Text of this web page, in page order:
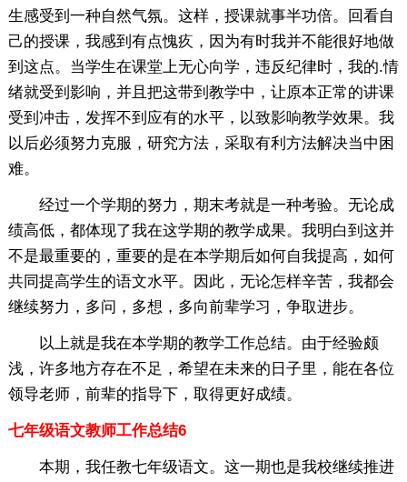
生感受到一种自然气氛。这样，授课就事半功倍。回看自
己的授课，我感到有点愧疚，因为有时我并不能很好地做
到这点。当学生在课堂上无心向学，违反纪律时，我的.情
绪就受到影响，并且把这带到教学中，让原本正常的讲课
受到冲击，发挥不到应有的水平，以致影响教学效果。我
以后必须努力克服，研究方法，采取有利方法解决当中困
难。
经过一个学期的努力，期末考就是一种考验。无论成
绩高低，都体现了我在这学期的教学成果。我明白到这并
不是最重要的，重要的是在本学期后如何自我提高，如何
共同提高学生的语文水平。因此，无论怎样辛苦，我都会
继续努力，多问，多想，多向前辈学习，争取进步。
以上就是我在本学期的教学工作总结。由于经验颇
浅，许多地方存在不足，希望在未来的日子里，能在各位
领导老师，前辈的指导下，取得更好成绩。
七年级语文教师工作总结6
本期，我任教七年级语文。这一期也是我校继续推进